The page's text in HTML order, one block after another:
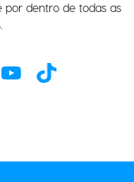
por dentro de todas as